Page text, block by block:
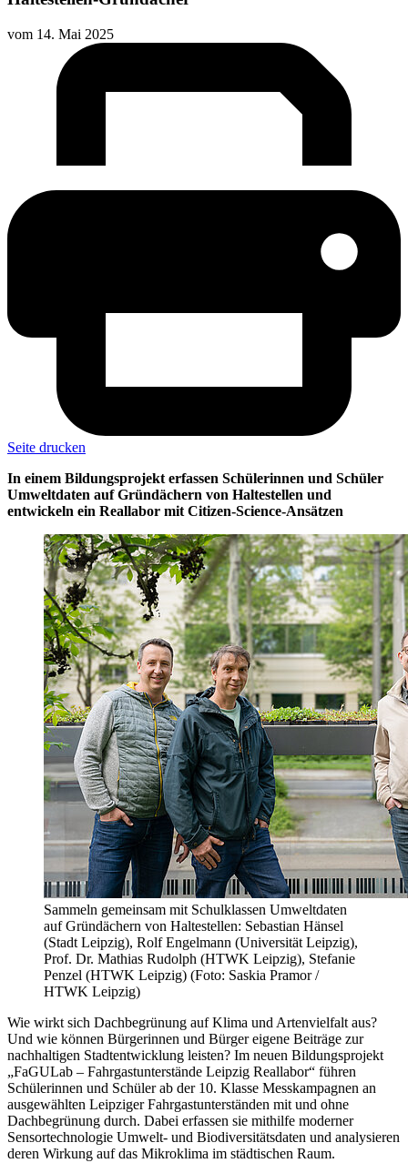
vom 14. Mai 2025
Seite drucken
In einem Bildungsprojekt erfassen Schülerinnen und Schüler
Umweltdaten auf Gründächern von Haltestellen und
entwickeln ein Reallabor mit Citizen-Science-Ansätzen
Sammeln gemeinsam mit Schulklassen Umweltdaten
auf Gründächern von Haltestellen: Sebastian Hänsel
(Stadt Leipzig), Rolf Engelmann (Universität Leipzig),
Prof. Dr. Mathias Rudolph (HTWK Leipzig), Stefanie
Penzel (HTWK Leipzig) (Foto: Saskia Pramor /
HTWK Leipzig)
Wie wirkt sich Dachbegrünung auf Klima und Artenvielfalt aus?
Und wie können Bürgerinnen und Bürger eigene Beiträge zur
nachhaltigen Stadtentwicklung leisten? Im neuen Bildungsprojekt
„FaGULab – Fahrgastunterstände Leipzig Reallabor“ führen
Schülerinnen und Schüler ab der 10. Klasse Messkampagnen an
ausgewählten Leipziger Fahrgastunterständen mit und ohne
Dachbegrünung durch. Dabei erfassen sie mithilfe moderner
Sensortechnologie Umwelt- und Biodiversitätsdaten und analysieren
deren Wirkung auf das Mikroklima im städtischen Raum.